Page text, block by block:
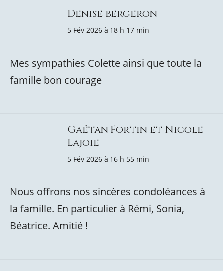
Denise bergeron
5 Fév 2026 à 18 h 17 min
Mes sympathies Colette ainsi que toute la
famille bon courage
Gaétan Fortin et Nicole
Lajoie
5 Fév 2026 à 16 h 55 min
Nous offrons nos sincères condoléances à
la famille. En particulier à Rémi, Sonia,
Béatrice. Amitié !